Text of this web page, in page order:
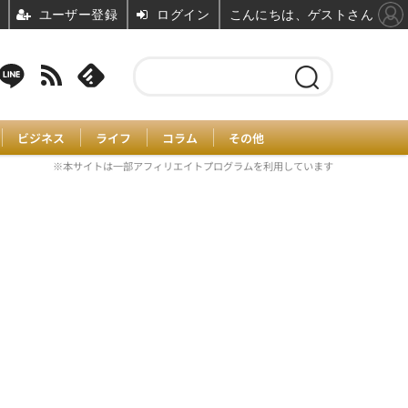
ビジネス ライフ コラム その他
※本サイトは一部アフィリエイトプログラムを利用しています
ユーザー登録 ログイン こんにちは、ゲストさん